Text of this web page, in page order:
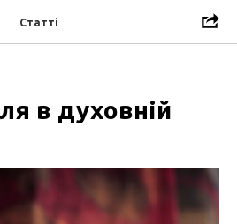
Статті
в духовній